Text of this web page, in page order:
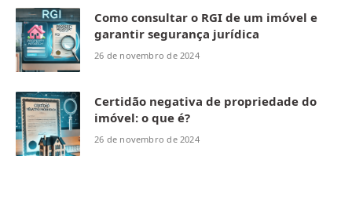
Como consultar o RGI de um imóvel e
garantir segurança jurídica
26 de novembro de 2024
Certidão negativa de propriedade do
imóvel: o que é?
26 de novembro de 2024